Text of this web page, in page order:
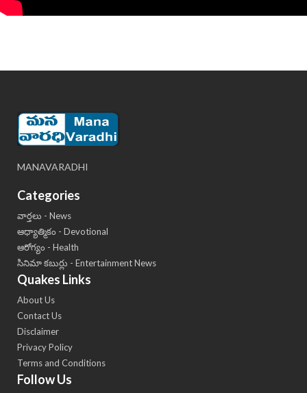
MANAVARADHI
Categories
వార్తలు - News
ఆధ్యాత్మికం - Devotional
ఆరోగ్యం - Health
సినిమా కబుర్లు - Entertainment News
Quakes Links
About Us
Contact Us
Disclaimer
Privacy Policy
Terms and Conditions
Follow Us